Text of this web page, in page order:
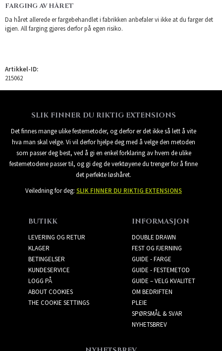
FARGING AV HÅRET
Da håret allerede er fargebehandlet i fabrikken anbefaler vi ikke at du farger det
igjen. All farging gjøres derfor på egen risiko.
Artikkel-ID:
215062
SLIK FINNER DU RIKTIG EXTENSIONS
Det finnes mange ulike festemetoder, og derfor er det ikke så lett å vite
hva man skal velge. Vi vil derfor hjelpe deg med å velge den metoden
som passer deg best, ved å gi en enkel forklaring av hvem de ulike
festemetodene passer til, og gi deg de verktøyene du trenger for å finne
det perfekte løshåret.
Veiledning for deg: SLIK FINNER DU RIKTIG EXTENSIONS
BUTIKK
LEVERING OG RETUR
KLAGER
BETINGELSER
KUNDESERVICE
LOGG PÅ
ABOUT COOKIES
THE COOKIE SETTINGS
INFORMASJON
DOUBLE DRAWN
FEST OG FJERNING
GUIDE - FARGE
GUIDE - FESTEMETOD
GUIDE – VELG KVALITET
OM BEDRIFTEN
PLEIE
SPØRSMÅL & SVAR
NYHETSBREV